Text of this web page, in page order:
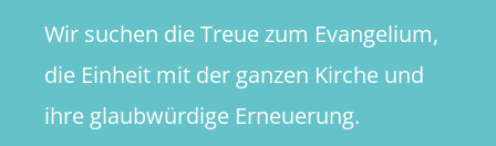
Wir suchen die Treue zum Evangelium,
die Einheit mit der ganzen Kirche und
ihre glaubwürdige Erneuerung.